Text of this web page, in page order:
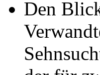
Den